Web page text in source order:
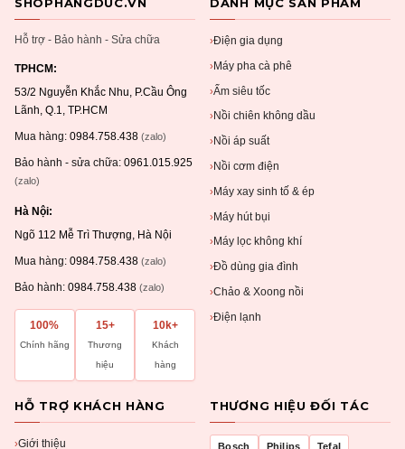
Hỗ trợ - Bảo hành - Sửa chữa
TPHCM:
53/2 Nguyễn Khắc Nhu, P.Cầu Ông
Lãnh, Q.1, TP.HCM
Mua hàng: 0984.758.438 (zalo)
Bảo hành - sửa chữa: 0961.015.925
(zalo)
Hà Nội:
Ngõ 112 Mễ Trì Thượng, Hà Nội
Mua hàng: 0984.758.438 (zalo)
Bảo hành: 0984.758.438 (zalo)
100%
Chính hãng
15+
Thương
hiệu
10k+
Khách
hàng
›Điện gia dụng
›Máy pha cà phê
›Ấm siêu tốc
› Nồi chiên không dầu
› Nồi áp suất
› Nồi cơm điện
›Máy xay sinh tố & ép
›Máy hút bụi
› Máy lọc không khí
›Đồ dùng gia đình
›Chảo & Xoong nồi
›Điện lạnh
HỖ TRỢ KHÁCH HÀNG
›Giới thiệu
THƯƠNG HIỆU ĐỐI TÁC
Bosch Philips Tefal